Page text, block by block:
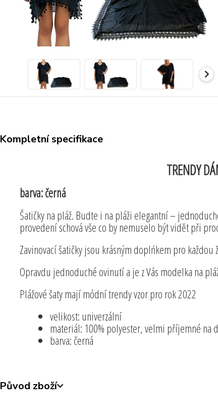
Kompletní specifikace
TRENDY
barva: černá
Šatičky na pláž. Budte i na pláži elegantní –
provedení schová vše co by nemuselo být vidět při
Zavinovací šatičky jsou krásným doplńkem pro každou
Opravdu jednoduché ovinutí a je z Vás modelka na
Plážové šaty mají módní trendy vzor pro rok 2022
velikost: univerzální
materiál: 100% polyester, velmi příjemné na
barva: černá
Původ zboží